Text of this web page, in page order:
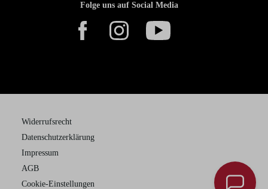
Folge uns auf Social Media
Widerrufsrecht
Datenschutzerklärung
Impressum
AGB
Cookie-Einstellungen